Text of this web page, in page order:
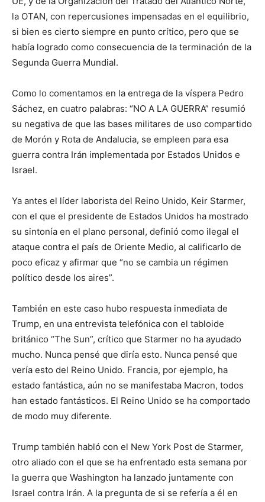
la OTAN, con repercusiones impensadas en el equilibrio,
si bien es cierto siempre en punto crítico, pero que se
había logrado como consecuencia de la terminación de la
Segunda Guerra Mundial.
Como lo comentamos en la entrega de la víspera Pedro
Sáchez, en cuatro palabras: “NO A LA GUERRA” resumió
su negativa de que las bases militares de uso compartido
de Morón y Rota de Andalucia, se empleen para esa
guerra contra Irán implementada por Estados Unidos e
Israel.
Ya antes el líder laborista del Reino Unido, Keir Starmer,
con el que el presidente de Estados Unidos ha mostrado
su sintonía en el plano personal, definió como ilegal el
ataque contra el país de Oriente Medio, al calificarlo de
poco eficaz y afirmar que “no se cambia un régimen
político desde los aires”.
También en este caso hubo respuesta inmediata de
Trump, en una entrevista telefónica con el tabloide
británico “The Sun”, crítico que Starmer no ha ayudado
mucho. Nunca pensé que diría esto. Nunca pensé que
vería esto del Reino Unido. Francia, por ejemplo, ha
estado fantástica, aún no se manifestaba Macron, todos
han estado fantásticos. El Reino Unido se ha comportado
de modo muy diferente.
Trump también habló con el New York Post de Starmer,
otro aliado con el que se ha enfrentado esta semana por
la guerra que Washington ha lanzado juntamente con
Israel contra Irán. A la pregunta de si se refería a él en